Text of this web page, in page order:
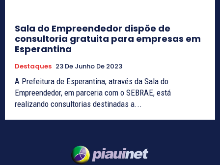
Sala do Empreendedor dispõe de
consultoria gratuita para empresas em
Esperantina
Destaques 23 De Junho De 2023
A Prefeitura de Esperantina, através da Sala do
Empreendedor, em parceria com o SEBRAE, está
realizando consultorias destinadas a...